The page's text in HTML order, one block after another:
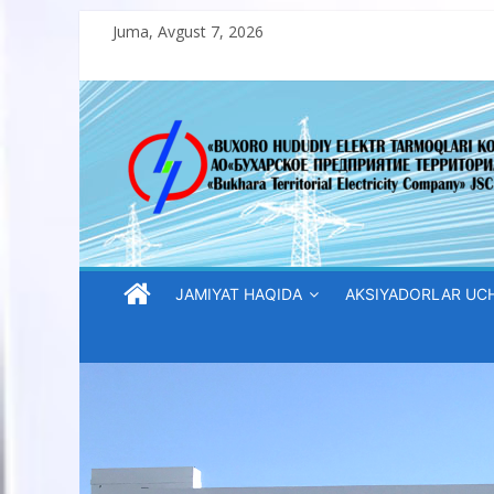
content
Juma, Avgust 7, 2026
“Buxoro
hududiy
elektr
tarmoqlari
korxonasi”
“Buxoro
JAMIYAT HAQIDA AKSIYADORLAR